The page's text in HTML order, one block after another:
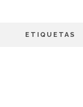
ETIQUETAS